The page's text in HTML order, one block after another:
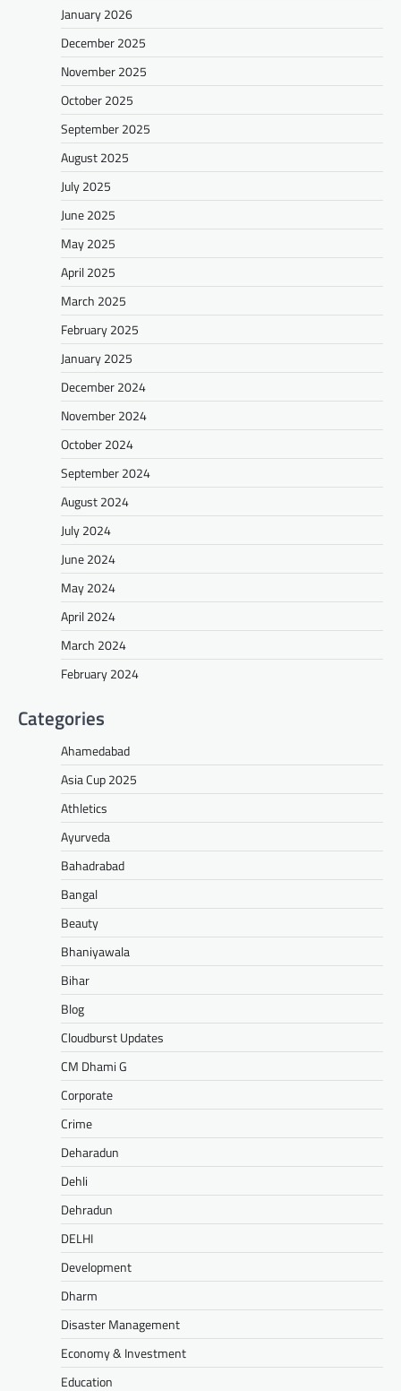
January 2026
December 2025
November 2025
October 2025
September 2025
August 2025
July 2025
June 2025
May 2025
April 2025
March 2025
February 2025
January 2025
December 2024
November 2024
October 2024
September 2024
August 2024
July 2024
June 2024
May 2024
April 2024
March 2024
February 2024
Categories
Ahamedabad
Asia Cup 2025
Athletics
Ayurveda
Bahadrabad
Bangal
Beauty
Bhaniyawala
Bihar
Blog
Cloudburst Updates
CM Dhami G
Corporate
Crime
Deharadun
Dehli
Dehradun
DELHI
Development
Dharm
Disaster Management
Economy & Investment
Education